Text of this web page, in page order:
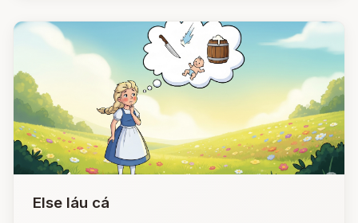
Else láu cá